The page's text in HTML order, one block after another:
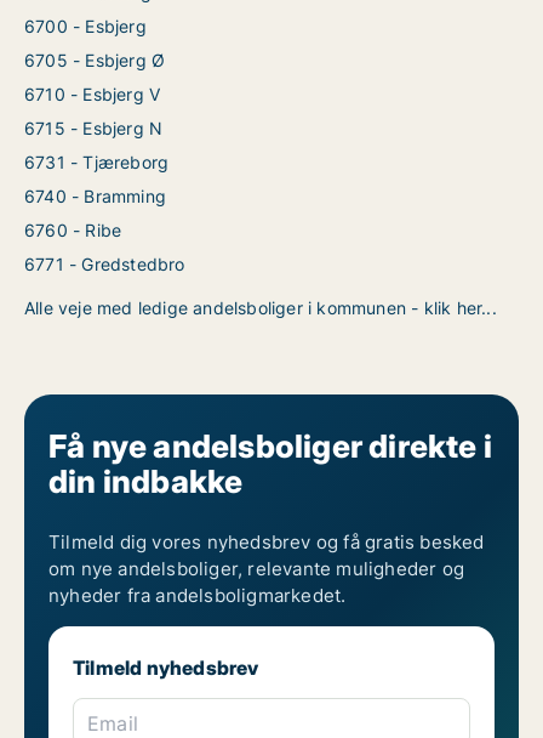
6700 - Esbjerg
6705 - Esbjerg Ø
6710 - Esbjerg V
6715 - Esbjerg N
6731 - Tjæreborg
6740 - Bramming
6760 - Ribe
6771 - Gredstedbro
Alle veje med ledige andelsboliger i kommunen - klik her...
Få nye andelsboliger direkte i
din indbakke
Tilmeld dig vores nyhedsbrev og få gratis besked
om nye andelsboliger, relevante muligheder og
nyheder fra andelsboligmarkedet.
Tilmeld nyhedsbrev
Email